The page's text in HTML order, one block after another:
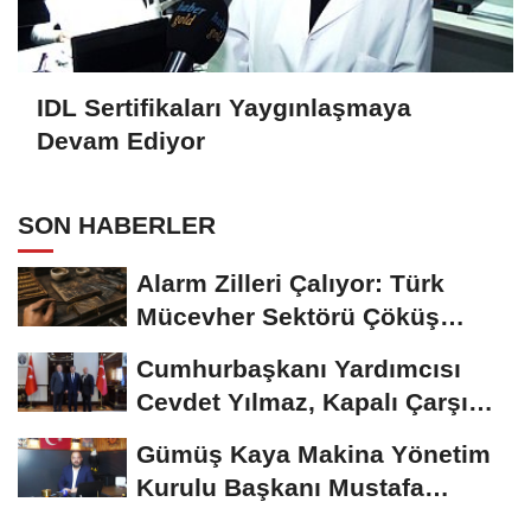
IDL Sertifikaları Yaygınlaşmaya
Devam Ediyor
SON HABERLER
Alarm Zilleri Çalıyor: Türk
Mücevher Sektörü Çöküş
Cumhurbaşkanı Yardımcısı
Cevdet Yılmaz, Kapalı Çarşı
Gümüş Kaya Makina Yönetim
Kurulu Başkanı Mustafa